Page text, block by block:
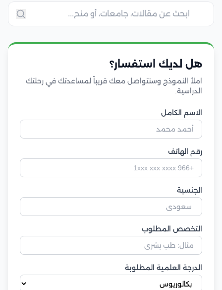
هل لديك استفسار؟
املأ النموذج وسنتواصل معك قريباً لمساعدتك في رحلتك
الدراسية.
الاسم الكامل
رقم الهاتف
الجنسية
التخصص المطلوب
الدرجة العلمية المطلوبة